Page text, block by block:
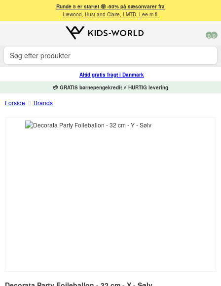
Runde 5 er startet 🤩 -50% på sæsonvarer fra
Liewood, Hust and Claire, LMTD, Lee m.fl.
0 0
Altid gratis fragt i Danmark
💳 GRATIS børnepengekredit ⚡ HURTIG levering
Forside Brands